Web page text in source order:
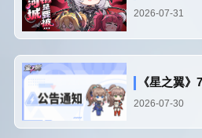
2026-07-31
《星之翼
2026-07-30